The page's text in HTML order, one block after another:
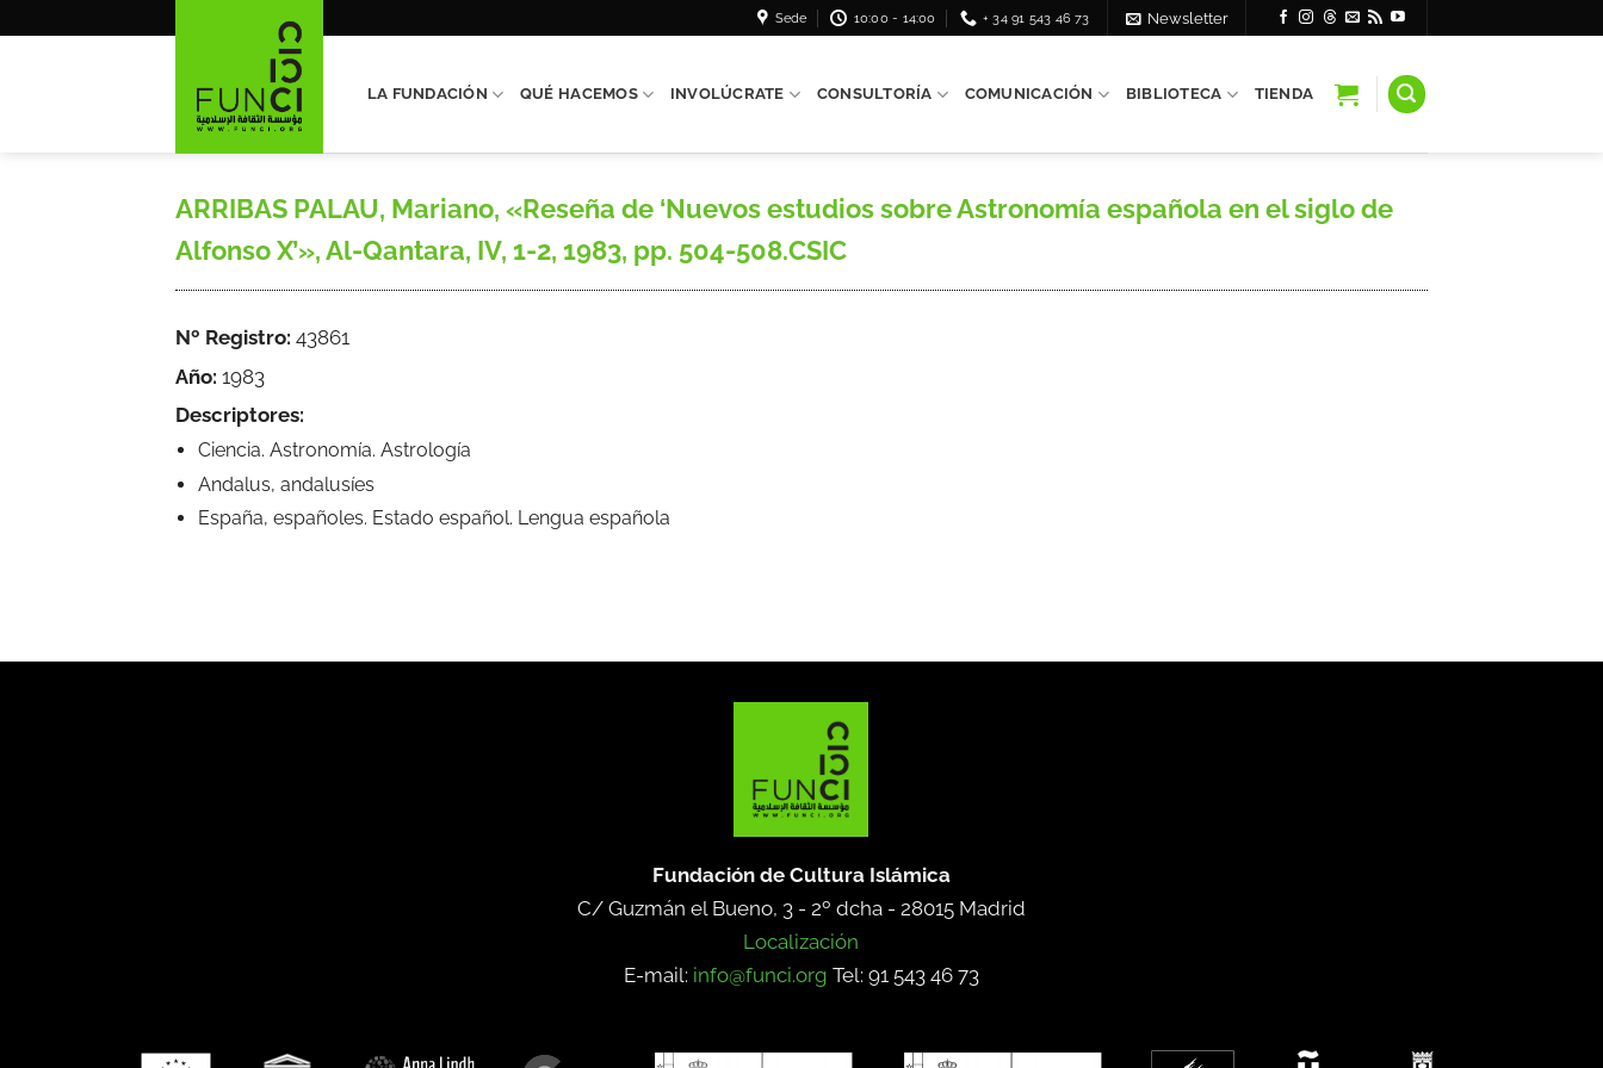
Sede 10:00 - 14:00 + 34 91 543 46 73 Newsletter
LA FUNDACIÓN QUÉ HACEMOS INVOLÚCRATE CONSULTORÍA COMUNICACIÓN BIBLIOTECA TIENDA
ARRIBAS PALAU, Mariano, «Reseña de ‘Nuevos estudios sobre Astronomía española en el siglo de
Alfonso X’», Al-Qantara, IV, 1-2, 1983, pp. 504-508.CSIC
Nº Registro: 43861
Año: 1983
Descriptores:
Ciencia. Astronomía. Astrología
Andalus, andalusíes
España, españoles. Estado español. Lengua española
Fundación de Cultura Islámica
C/ Guzmán el Bueno, 3 - 2º dcha - 28015 Madrid
Localización
E-mail: info@funci.org Tel: 91 543 46 73